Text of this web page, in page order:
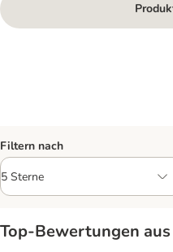
Filtern nach
Top‑Bewertungen